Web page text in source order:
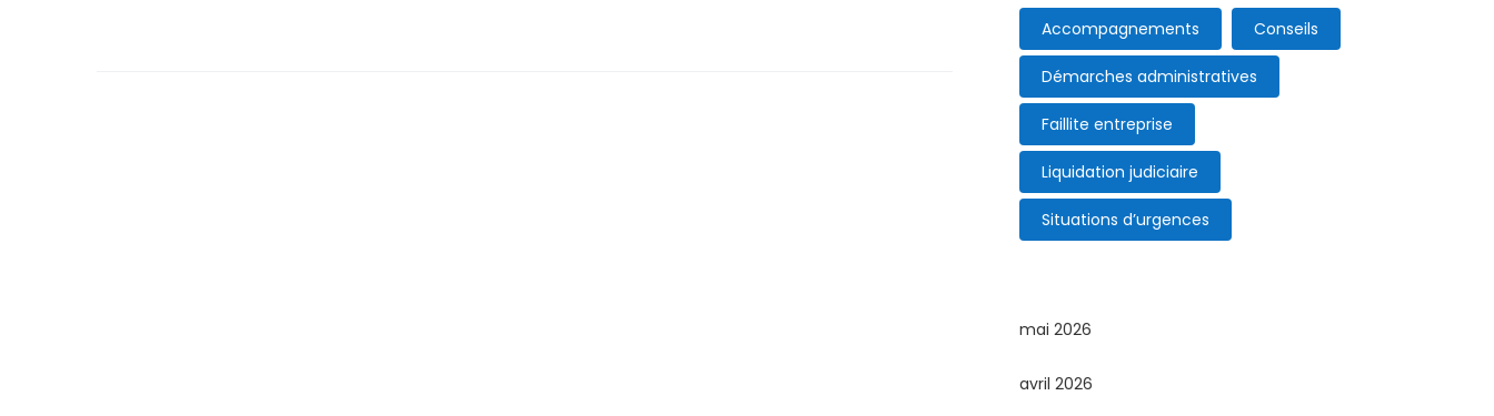
Accompagnements Conseils
Démarches administratives
Faillite entreprise
Liquidation judiciaire
Situations d’urgences
mai 2026
avril 2026